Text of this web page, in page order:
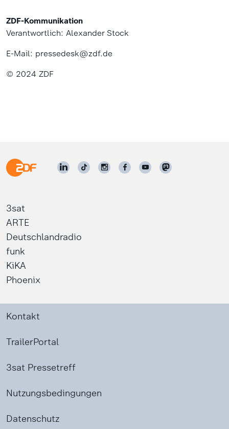
ZDF-Kommunikation
Verantwortlich: Alexander Stock
E-Mail: pressedesk@zdf.de
© 2024 ZDF
3sat
ARTE
Deutschlandradio
funk
KiKA
Phoenix
Kontakt
TrailerPortal
3sat Pressetreff
Nutzungsbedingungen
Datenschutz